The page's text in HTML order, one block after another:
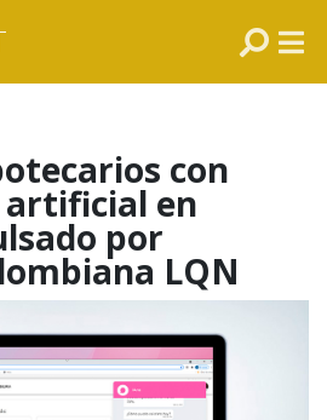
con
en
por
LQN
VENEZUELA
ECUADOR
PERÚ
CHILE
ARGENTINA